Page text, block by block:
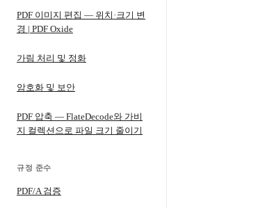
PDF 이미지 편집 — 위치·크기 변
경 | PDF Oxide
가림 처리 및 정화
암호화 및 보안
PDF 압축 — FlateDecode와 가비
지 컬렉션으로 파일 크기 줄이기
규정 준수
PDF/A 검증